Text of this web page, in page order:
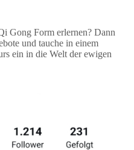
Gong Form erlernen? Dann
und tauche in einem
ein in die Welt der ewigen